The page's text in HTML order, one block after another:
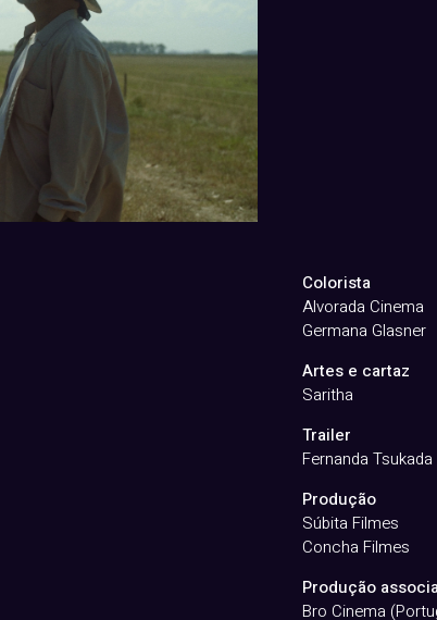
Colorista
Alvorada Cinema
Germana Glasner
Artes e cartaz
Saritha
Trailer
Fernanda Tsukada
Produção
Súbita Filmes
Concha Filmes
Produção
Bro Cinema